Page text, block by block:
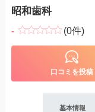
昭和歯科
- (0件)
口コミを投稿
基本情報